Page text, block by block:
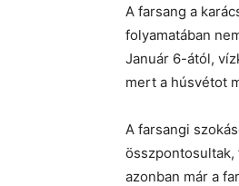
A farsang a
folyamatában
Január 6-ától,
mert a húsvétot
A farsangi
összpontosultak,
azonban már a